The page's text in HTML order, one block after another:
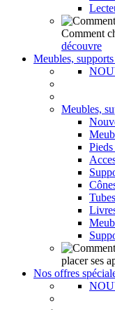
Comment
découvre
Meubles,
Meubles,
Pieds
placer ses
Nos offres